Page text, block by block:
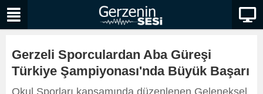
Gerzeli Sporculardan Aba Güreşi
Türkiye Şampiyonası'nda Büyük Başarı
Okul Sporları kapsamında düzenlenen Geleneksel